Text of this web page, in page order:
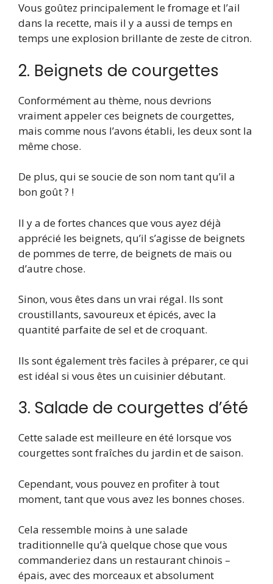
Vous goûtez principalement le fromage et l’ail
dans la recette, mais il y a aussi de temps en
temps une explosion brillante de zeste de citron.
2. Beignets de courgettes
Conformément au thème, nous devrions
vraiment appeler ces beignets de courgettes,
mais comme nous l’avons établi, les deux sont la
même chose.
De plus, qui se soucie de son nom tant qu’il a
bon goût ? !
Il y a de fortes chances que vous ayez déjà
apprécié les beignets, qu’il s’agisse de beignets
de pommes de terre, de beignets de maïs ou
d’autre chose.
Sinon, vous êtes dans un vrai régal. Ils sont
croustillants, savoureux et épicés, avec la
quantité parfaite de sel et de croquant.
Ils sont également très faciles à préparer, ce qui
est idéal si vous êtes un cuisinier débutant.
3. Salade de courgettes d’été
Cette salade est meilleure en été lorsque vos
courgettes sont fraîches du jardin et de saison.
Cependant, vous pouvez en profiter à tout
moment, tant que vous avez les bonnes choses.
Cela ressemble moins à une salade
traditionnelle qu’à quelque chose que vous
commanderiez dans un restaurant chinois –
épais, avec des morceaux et absolument